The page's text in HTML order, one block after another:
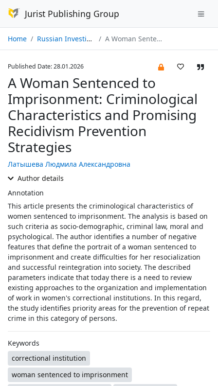
Jurist Publishing Group
Home Russian Investigator № 01/2026 A Woman Sentenced to Imprisonment: Criminological Characteristics and Promising Recidivism Prevention Strategies
Published Date: 28.01.2026
A Woman Sentenced to
Imprisonment: Criminological
Characteristics and Promising
Recidivism Prevention
Strategies
Латышева Людмила Александровна
Author details
Annotation
This article presents the criminological characteristics of
women sentenced to imprisonment. The analysis is based on
such criteria as socio-demographic, criminal law, moral and
psychological. The author identifies a number of negative
features that define the portrait of a woman sentenced to
imprisonment and create difficulties for her resocialization
and successful reintegration into society. The described
parameters indicate that today there is a need to review
existing approaches to the organization and implementation
of work in women's correctional institutions. In this regard,
the study identifies priority areas for the prevention of repeat
crime in this category of persons.
Keywords
correctional institution
woman sentenced to imprisonment